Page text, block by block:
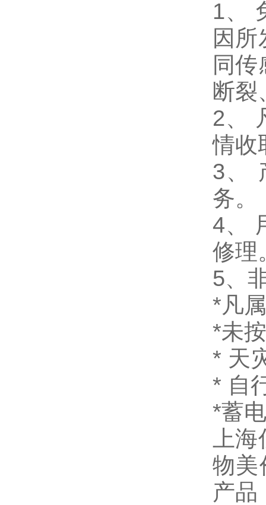
1、
因
同
断裂
2、
情收
3、
务。
4、
修理
5、
*凡
*未
* 天
* 自
*蓄
上
物美
产品